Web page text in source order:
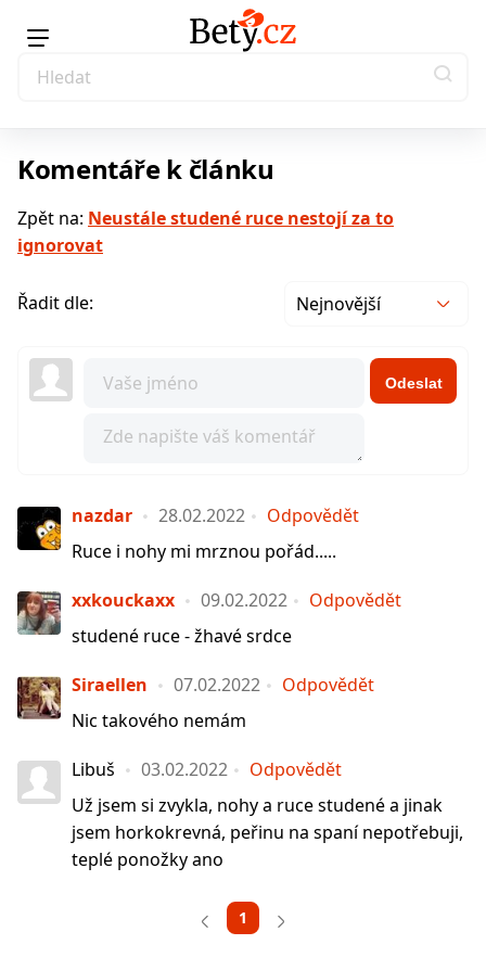
Komentáře k článku
Zpět na: Neustále studené ruce nestojí za to
ignorovat
Řadit dle: Nejnovější
Odeslat
nazdar 28.02.2022
Odpovědět
Ruce i nohy mi mrznou pořád.....
xxkouckaxx 09.02.2022
Odpovědět
studené ruce - žhavé srdce
Siraellen 07.02.2022
Odpovědět
Nic takového nemám
Libuš 03.02.2022
Odpovědět
Už jsem si zvykla, nohy a ruce studené a jinak
jsem horkokrevná, peřinu na spaní nepotřebuji,
teplé ponožky ano
1